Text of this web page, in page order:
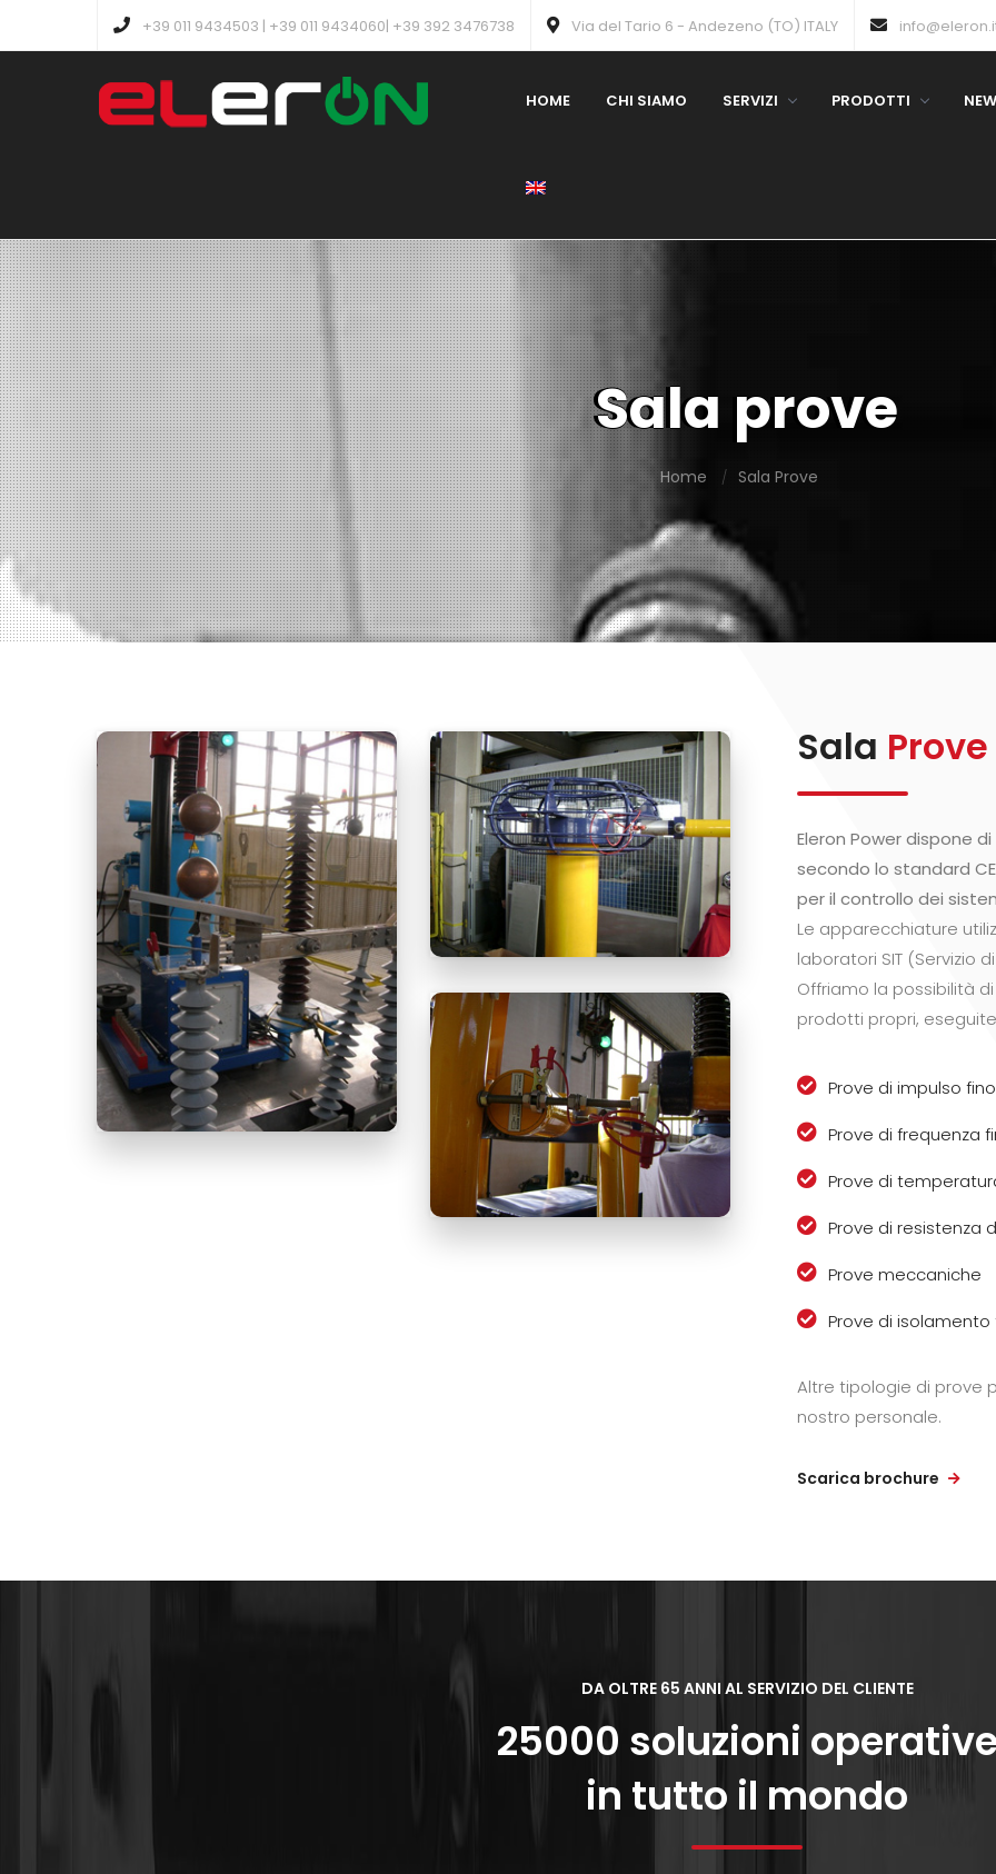
+39 011 9434503 | +39 011 9434060| +39 392 3476738 Via del Tario 6 - Andezeno (TO) ITALY
HOME CHI SIAMO SERVIZI PRODOTTI
Sala prove
Home Sala Prove
Sala Prove
Eleron Power dispone
secondo lo standard
per il controllo dei
Le apparecchiature
laboratori SIT (Servizio
Offriamo la possibilità
prodotti propri,
Prove di impulso
Prove di frequenza
Prove di
Prove di resistenza
Prove meccaniche
Prove di isolamento
Altre tipologie di prove
nostro personale.
Scarica brochure
DA OLTRE 65 ANNI AL SERVIZIO DEL CLIENTE
25000 soluzioni
in tutto il mondo